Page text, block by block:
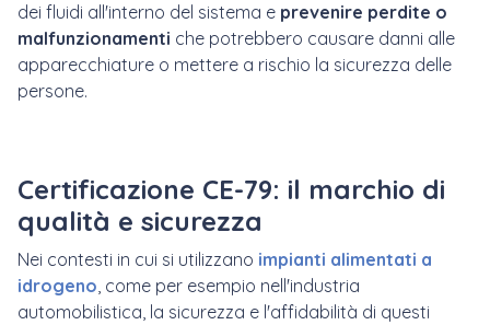
dei fluidi all'interno del sistema e prevenire perdite o
malfunzionamenti che potrebbero causare danni alle
apparecchiature o mettere a rischio la sicurezza delle
persone.
Certificazione CE-79: il marchio di
qualità e sicurezza
Nei contesti in cui si utilizzano impianti alimentati a
idrogeno, come per esempio nell'industria
automobilistica, la sicurezza e l'affidabilità di questi